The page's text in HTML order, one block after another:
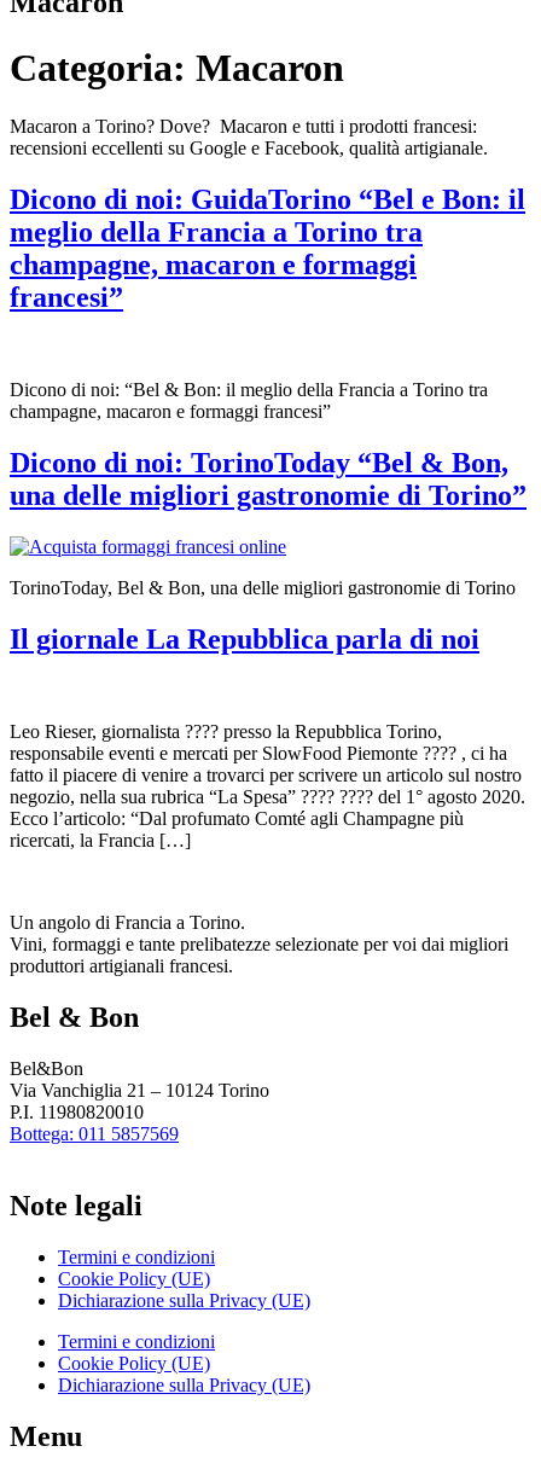
Categoria: Macaron
Macaron a Torino? Dove? Macaron e tutti i prodotti francesi:
recensioni eccellenti su Google e Facebook, qualità artigianale.
Dicono di noi: GuidaTorino “Bel e Bon: il
meglio della Francia a Torino tra
champagne, macaron e formaggi
francesi”
Dicono di noi: “Bel & Bon: il meglio della Francia a Torino tra
champagne, macaron e formaggi francesi”
Dicono di noi: TorinoToday “Bel & Bon,
una delle migliori gastronomie di Torino”
TorinoToday, Bel & Bon, una delle migliori gastronomie di Torino
Il giornale La Repubblica parla di noi
Leo Rieser, giornalista ???? presso la Repubblica Torino,
responsabile eventi e mercati per SlowFood Piemonte ???? , ci ha
fatto il piacere di venire a trovarci per scrivere un articolo sul nostro
negozio, nella sua rubrica “La Spesa” ???? ???? del 1° agosto 2020.
Ecco l’articolo: “Dal profumato Comté agli Champagne più
ricercati, la Francia […]
Un angolo di Francia a Torino.
Vini, formaggi e tante prelibatezze selezionate per voi dai migliori
produttori artigianali francesi.
Bel & Bon
Bel&Bon
Via Vanchiglia 21 – 10124 Torino
P.I. 11980820010
Bottega: 011 5857569
Note legali
Termini e condizioni
Cookie Policy (UE)
Dichiarazione sulla Privacy (UE)
Termini e condizioni
Cookie Policy (UE)
Dichiarazione sulla Privacy (UE)
Menu